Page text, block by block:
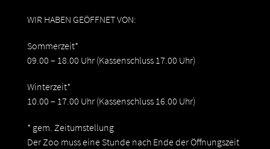
WIR HABEN GEÖFFNET VON:
Sommerzeit*
09.00 – 18.00 Uhr (Kassenschluss 17.00 Uhr)
Winterzeit*
10.00 – 17.00 Uhr (Kassenschluss 16.00 Uhr)
* gem. Zeitumstellung
Der Zoo muss eine Stunde nach Ende der Öffnungszeit